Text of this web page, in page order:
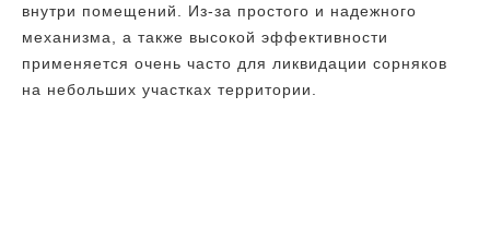
внутри помещений. Из-за простого и надежного
механизма, а также высокой эффективности
применяется очень часто для ликвидации сорняков
на небольших участках территории.